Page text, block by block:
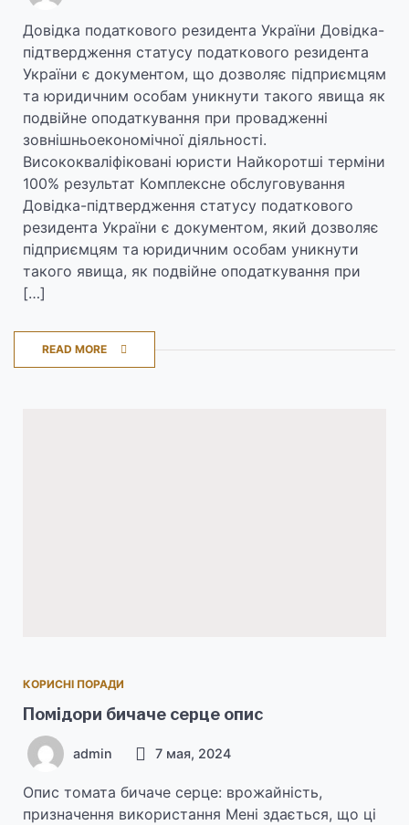
Довідка податкового резидента України Довідка-
підтвердження статусу податкового резидента
України є документом, що дозволяє підприємцям
та юридичним особам уникнути такого явища як
подвійне оподаткування при провадженні
зовнішньоекономічної діяльності.
Висококваліфіковані юристи Найкоротші терміни
100% результат Комплексне обслуговування
Довідка-підтвердження статусу податкового
резидента України є документом, який дозволяє
підприємцям та юридичним особам уникнути
такого явища, як подвійне оподаткування при
[…]
READ MORE
КОРИСНІ ПОРАДИ
Помідори бичаче серце опис
admin 7 мая, 2024
Опис томата бичаче серце: врожайність,
призначення використання Мені здається, що ці